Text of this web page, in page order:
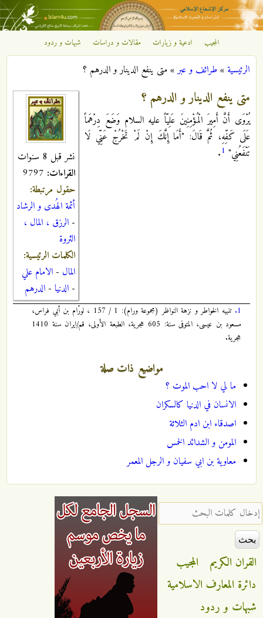
تجاوز إلى المحتوى الرئيسي
مركز
الإشعاع
الإسلامي
المجيب ادعية و زيارات مقالات و دراسات شبهات و ردود
أنت هنا
الرئيسية»طرائف و عبر»متى ينفع الدينار و الدرهم ؟
نشر قبل 8 سنوات
القراءات:
حقول مرتبطة:
أئمة الهُدى و الرشاد
- الرزق ، المال ،
الثروة
الكلمات الرئيسية:
المال - الامام علي
- الدنيا - الدرهم
متى ينفع الدينار و الدرهم ؟
يُرْوَى‏ أَنَّ أَمِيرَ الْمُؤْمِنِينَ عَلِيّاً عليه السلام وَضَعَ دِرْهَماً
عَلَى كَفِّهِ، ثُمَّ قَالَ: "أَمَا إِنَّكَ إِنْ لَمْ تَخْرُجْ عَنِّي لَا
تَنْفَعُنِي‏" 1
.
1.
تنبيه الخواطر و نزهة النواظر (مجموعة ورام): 1 / 157 ، لورّام بن أبي فراس،
مسعود بن عيسى، المتوفى سنة: 605 هجرية، الطبعة الأولى، قم/ايران سنة 1410
هجرية.
مواضيع ذات صلة
ما لي لا احب الموت ؟
الانسان في الدنيا كالسكران
اصدقاء ابن ادم الثلاثة
المومن و الشدائد الخمس
معاوية بن ابي سفيان و الرجل المعمر
‏إدخال كلمات البحث ‏
القران الكريم
المجيب
دائرة المعارف الاسلامية
شبهات و ردود